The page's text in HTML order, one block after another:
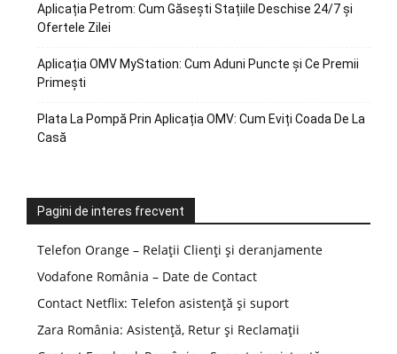
Aplicația Petrom: Cum Găsești Stațiile Deschise 24/7 și
Ofertele Zilei
Aplicația OMV MyStation: Cum Aduni Puncte și Ce Premii
Primești
Plata La Pompă Prin Aplicația OMV: Cum Eviți Coada De La
Casă
Pagini de interes frecvent
Telefon Orange – Relații Clienți și deranjamente
Vodafone România – Date de Contact
Contact Netflix: Telefon asistență și suport
Zara România: Asistență, Retur și Reclamații